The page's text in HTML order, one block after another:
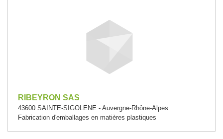
RIBEYRON SAS
43600 SAINTE-SIGOLENE - Auvergne-Rhône-Alpes
Fabrication d'emballages en matières plastiques